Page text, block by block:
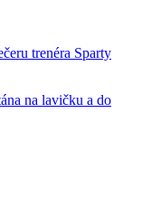
trenéra Sparty
na lavičku a do